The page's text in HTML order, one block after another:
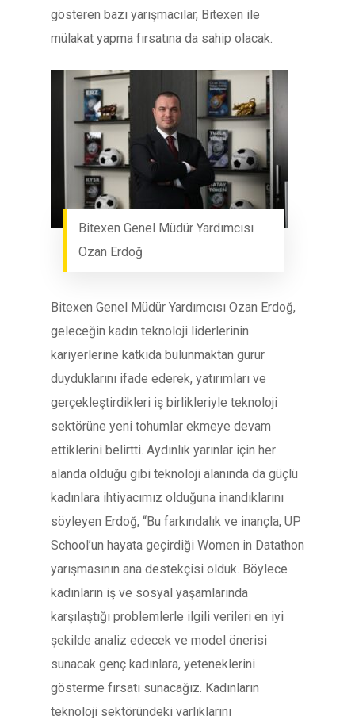
gösteren bazı yarışmacılar, Bitexen ile
mülakat yapma fırsatına da sahip olacak.
Bitexen Genel Müdür Yardımcısı
Ozan Erdoğ
Bitexen Genel Müdür Yardımcısı Ozan Erdoğ,
geleceğin kadın teknoloji liderlerinin
kariyerlerine katkıda bulunmaktan gurur
duyduklarını ifade ederek, yatırımları ve
gerçekleştirdikleri iş birlikleriyle teknoloji
sektörüne yeni tohumlar ekmeye devam
ettiklerini belirtti. Aydınlık yarınlar için her
alanda olduğu gibi teknoloji alanında da güçlü
kadınlara ihtiyacımız olduğuna inandıklarını
söyleyen Erdoğ, “Bu farkındalık ve inançla, UP
School’un hayata geçirdiği Women in Datathon
yarışmasının ana destekçisi olduk. Böylece
kadınların iş ve sosyal yaşamlarında
karşılaştığı problemlerle ilgili verileri en iyi
şekilde analiz edecek ve model önerisi
sunacak genç kadınlara, yeteneklerini
gösterme fırsatı sunacağız. Kadınların
teknoloji sektöründeki varlıklarını